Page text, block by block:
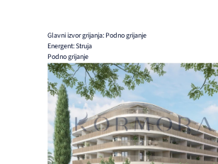
Glavni izvor grijanja: Podno grijanje
Energent: Struja
Podno grijanje